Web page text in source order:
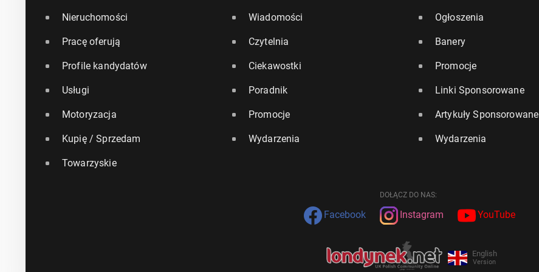
Nieruchomości
Pracę oferują
Profile kandydatów
Usługi
Motoryzacja
Kupię / Sprzedam
Towarzyskie
Wiadomości
Czytelnia
Ciekawostki
Poradnik
Promocje
Wydarzenia
Ogłoszenia
Banery
Promocje
Linki Sponsorowane
Artykuły Sponsorowane
Wydarzenia
DOŁĄCZ DO NAS:
Facebook Instagram YouTube
English
Version